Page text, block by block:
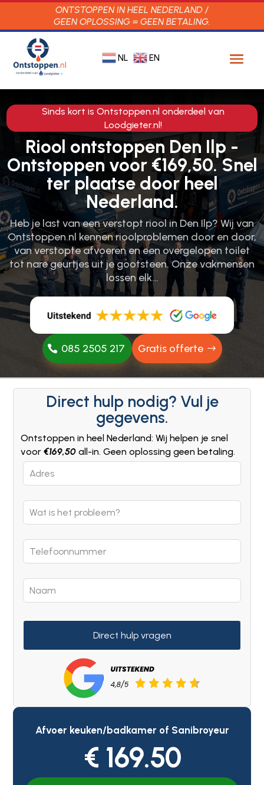
ONTSTOPPEN IN HEEL NEDERLAND /
GEEN OPLOSSING = GEEN BETALING.
NL EN
Sinds kort is Ontstoppen.nl onderdeel van
Loodgieter.nl!
Riool ontstoppen Den Ilp -
Ontstoppen voor €169,50. Snel
ter plaatse door heel
Nederland.
Heb je last van een verstopt riool in Den Ilp? Wij van
Ontstoppen.​nl kennen rioolproblemen door en door,
van verstopte afvoeren en een overgelopen toilet
tot nare geurtjes uit je gootsteen.​ Onze vakmensen
lossen elk…
085 2505 217 Gratis offerte
Direct hulp nodig? Vul je
gegevens.
Ontstoppen in heel Nederland: Wij helpen je snel
voor€169,50 all-in. Geen oplossing geen betaling.
Leave
this
blank
Direct hulp vragen
Afvoer keuken/badkamer of Sanibroyeur
€ 169.50